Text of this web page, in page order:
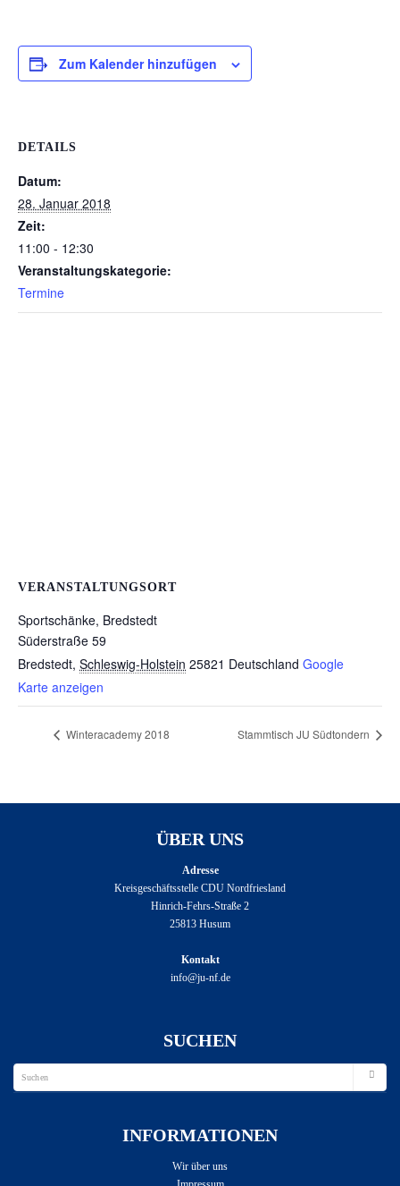
Zum Kalender hinzufügen
DETAILS
Datum:
28. Januar 2018
Zeit:
11:00 - 12:30
Veranstaltungskategorie:
Termine
VERANSTALTUNGSORT
Sportschänke, Bredstedt
Süderstraße 59
Bredstedt, Schleswig-Holstein 25821 Deutschland Google
Karte anzeigen
Winteracademy 2018 Stammtisch JU Südtondern
ÜBER UNS
Adresse
Kreisgeschäftsstelle CDU Nordfriesland
Hinrich-Fehrs-Straße 2
25813 Husum
Kontakt
info@ju-nf.de
SUCHEN
INFORMATIONEN
Wir über uns